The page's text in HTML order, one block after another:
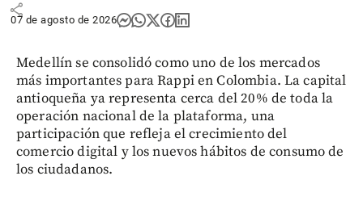
share
07 de agosto de 2026
Medellín se consolidó como uno de los mercados
más importantes para Rappi en Colombia. La capital
antioqueña ya representa cerca del 20% de toda la
operación nacional de la plataforma, una
participación que refleja el crecimiento del
comercio digital y los nuevos hábitos de consumo de
los ciudadanos.